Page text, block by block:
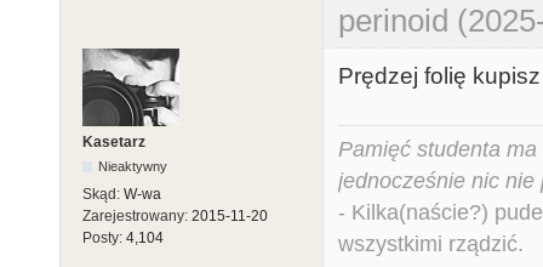
perinoid
Kasetarz
Nieaktywny
Skąd: W-wa
Zarejestrowany: 2015-11-20
Posty: 4,104
Prędzej folię
Pamięć studenta
jednocześnie nic nie
- Kilka(naście?)
wszystkimi rządzić.